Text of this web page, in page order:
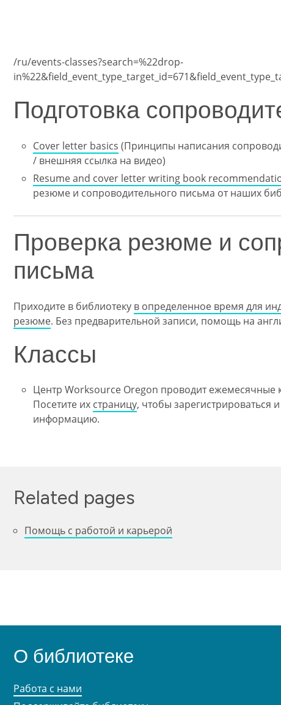
/ru/events-classes?search=%22drop-
Подготовка
Cover letter basics (Принципы написания
/ внешняя ссылка на видео)
Resume and cover letter writing book
резюме и сопроводительного письма от наших
Проверка резюме и
письма
Приходите в библиотеку в определенное время для
резюме. Без предварительной записи, помощь на
Классы
Центр Worksource Oregon проводит ежемесячные
Посетите их страницу, чтобы зарегистрироваться
информацию.
Related pages
Помощь с работой и карьерой
О библиотеке
Работа с нами